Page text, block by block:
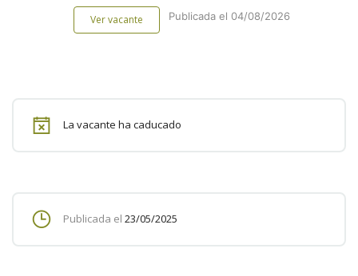
Ver vacante Publicada el 04/08/2026
La vacante ha caducado
Publicada el 23/05/2025